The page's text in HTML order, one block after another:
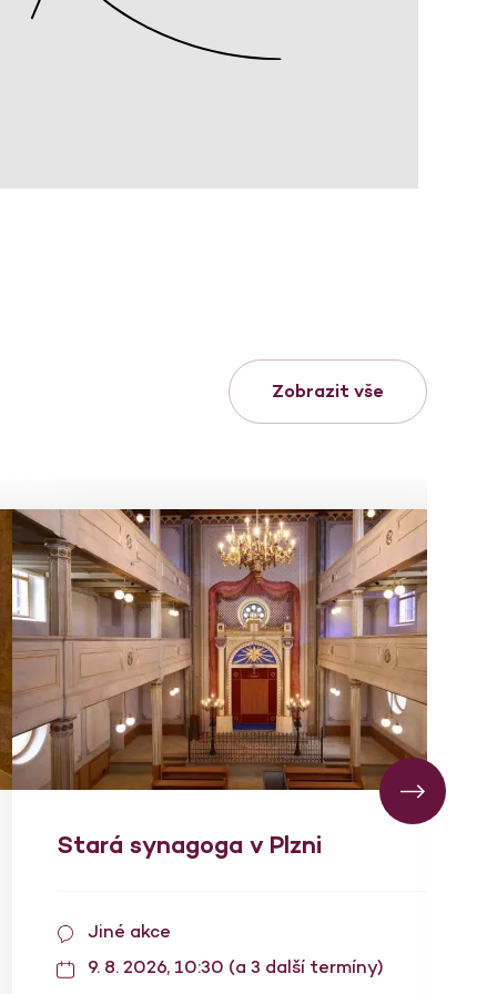
Zobrazit vše
Stará synagoga v Plzni
Jiné akce
9. 8. 2026, 10:30 (a 3 další termíny)